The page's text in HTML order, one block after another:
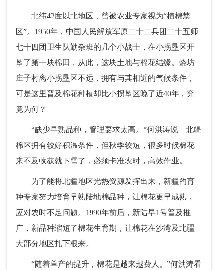
北纬42度以北地区，曾被农业专家视为“植棉禁
区”。1950年，中国人民解放军原二十二兵团二十五师
七十四团卫生队勤杂班的几个小战士，在小拐垦区开
垦了第一块棉田，从此，这块土地与棉花结缘。烧坊
庄子村离小拐垦区不远，拥有与其相近的气候条件，
可是这里普及棉花种植却比小拐垦区晚了近40年，究
竟为何？
“缺少早熟品种，管理要求太高。”何洪涛说，北疆
棉区拥有较好积温条件，但秋季较短，很多时候棉花
来不及收获就下雪了，必须卡准农时，高效作业。
为了能将北疆地区光热资源发挥出来，新疆的育
种专家努力培育早熟陆地棉品种，让棉花更早成熟，
应对农时不足问题。1990年前后，新陆早1号普及推
广，新品种缩短了棉花生育期，让棉花在沙湾及北疆
大部分地区扎下根来。
“随着单产的提升，棉花是越来越费人。”何洪涛看